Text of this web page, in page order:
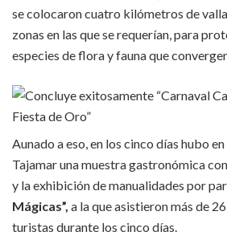
se colocaron cuatro kilómetros de
zonas en las que se requerían, para
especies de flora y fauna que
Aunado a eso, en los cinco días hubo
Tajamar una muestra gastronómica
y la exhibición de manualidades por
Mágicas”, a la que asistieron más de
turistas durante los cinco días.